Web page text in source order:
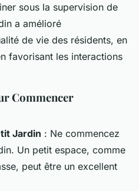
sous la supervision de
a amélioré
de vie des résidents, en
favorisant les interactions
Commencer
Jardin : Ne commencez
Un petit espace, comme
peut être un excellent